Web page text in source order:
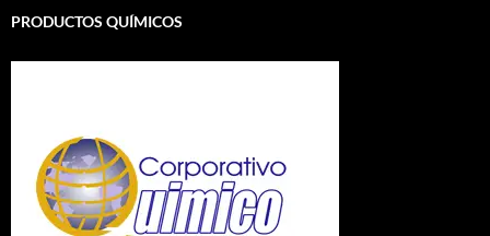
PRODUCTOS QUÍMICOS